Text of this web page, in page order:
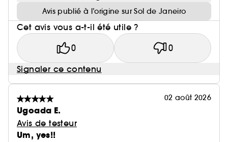
Avis publié à l’origine sur Sol de Janeiro
Cet avis vous a-t-il été utile ?
0 0
Signaler ce contenu
02 août 2026
Ugoada E.
Avis de testeur
Um, yes!!